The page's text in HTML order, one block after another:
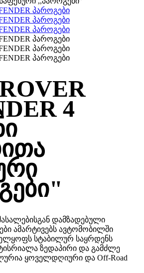
4
დამზადებული
ამარტივებს ავტომობილში
სტაბილურ საყრდენს
ზედაპირი და გამძლე
ყოველდღიური და Off-Road